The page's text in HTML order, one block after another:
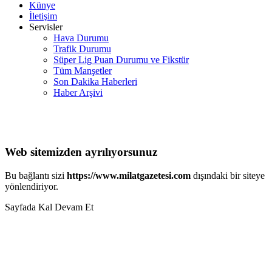
Künye
İletişim
Servisler
Hava Durumu
Trafik Durumu
Süper Lig Puan Durumu ve Fikstür
Tüm Manşetler
Son Dakika Haberleri
Haber Arşivi
Web sitemizden ayrılıyorsunuz
Bu bağlantı sizi https://www.milatgazetesi.com dışındaki bir siteye
yönlendiriyor.
Sayfada Kal Devam Et